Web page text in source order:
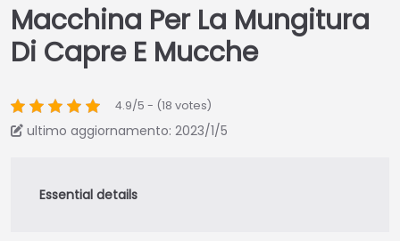
Macchina Per La Mungitura
Di Capre E Mucche
4.9/5 - (18 votes)
ultimo aggiornamento: 2023/1/5